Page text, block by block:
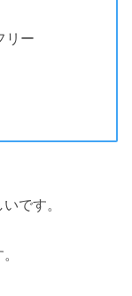
リー
です。